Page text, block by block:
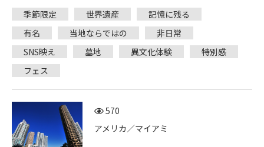
季節限定
世界遺産
記憶に残る
有名
当地ならではの
非日常
SNS映え
墓地 異文化体験
特別感
フェス
570
アメリカ／マイアミ